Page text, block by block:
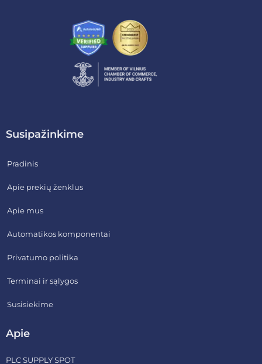
Susipažinkime
Pradinis
Apie prekių ženklus
Apie mus
Automatikos komponentai
Privatumo politika
Terminai ir sąlygos
Susisiekime
Apie
PLC SUPPLY SPOT